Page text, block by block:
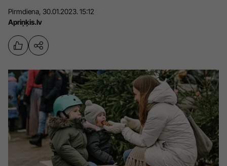
Sports
Drošība
Pierīga
Ādaži
Ķekava
Mārupe
Projekti
Mediju atbalsta fonds
Zivju fonds
Zaļā nākotne
Iedvesmai nav vecuma
Pirmdiena, 30.01.2023. 15:12
Apriņķis.lv